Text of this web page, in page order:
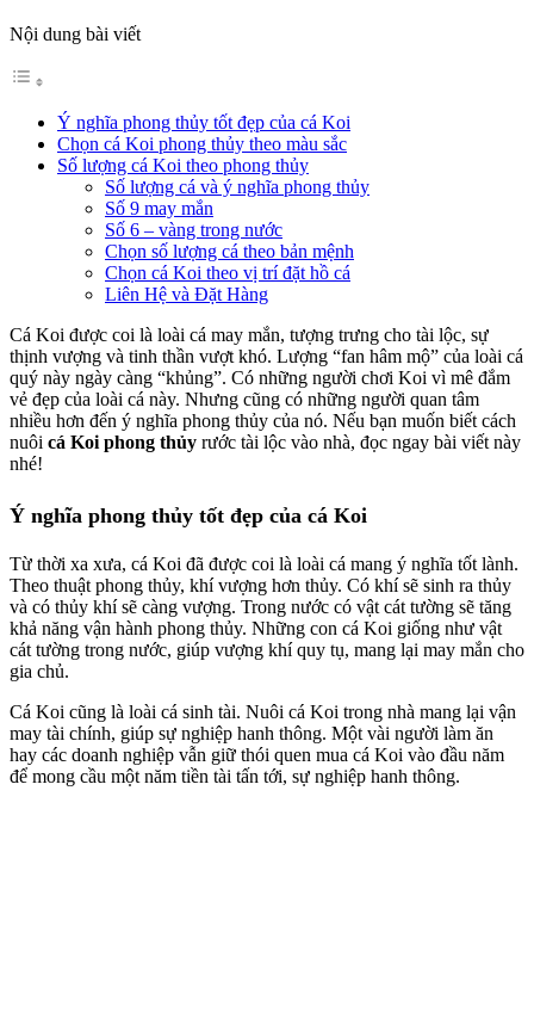
Nội dung bài viết
Ý nghĩa phong thủy tốt đẹp của cá Koi
Chọn cá Koi phong thủy theo màu sắc
Số lượng cá Koi theo phong thủy
Số lượng cá và ý nghĩa phong thủy
Số 9 may mắn
Số 6 – vàng trong nước
Chọn số lượng cá theo bản mệnh
Chọn cá Koi theo vị trí đặt hồ cá
Liên Hệ và Đặt Hàng
Cá Koi được coi là loài cá may mắn, tượng trưng cho tài lộc, sự
thịnh vượng và tinh thần vượt khó. Lượng “fan hâm mộ” của loài cá
quý này ngày càng “khủng”. Có những người chơi Koi vì mê đắm
vẻ đẹp của loài cá này. Nhưng cũng có những người quan tâm
nhiều hơn đến ý nghĩa phong thủy của nó. Nếu bạn muốn biết cách
nuôi cá Koi phong thủy rước tài lộc vào nhà, đọc ngay bài viết này
nhé!
Ý nghĩa phong thủy tốt đẹp của cá Koi
Từ thời xa xưa, cá Koi đã được coi là loài cá mang ý nghĩa tốt lành.
Theo thuật phong thủy, khí vượng hơn thủy. Có khí sẽ sinh ra thủy
và có thủy khí sẽ càng vượng. Trong nước có vật cát tường sẽ tăng
khả năng vận hành phong thủy. Những con cá Koi giống như vật
cát tường trong nước, giúp vượng khí quy tụ, mang lại may mắn cho
gia chủ.
Cá Koi cũng là loài cá sinh tài. Nuôi cá Koi trong nhà mang lại vận
may tài chính, giúp sự nghiệp hanh thông. Một vài người làm ăn
hay các doanh nghiệp vẫn giữ thói quen mua cá Koi vào đầu năm
để mong cầu một năm tiền tài tấn tới, sự nghiệp hanh thông.